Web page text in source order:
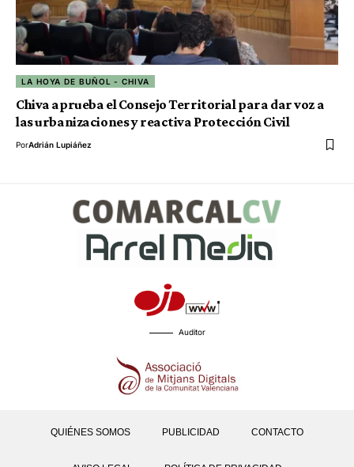
LA HOYA DE BUÑOL - CHIVA
Chiva aprueba el Consejo Territorial para dar voz a
las urbanizaciones y reactiva Protección Civil
PorAdrián Lupiáñez
Auditor
QUIÉNES SOMOS PUBLICIDAD CONTACTO